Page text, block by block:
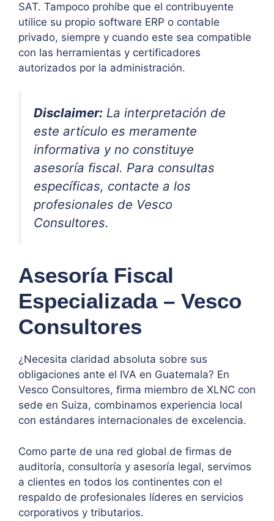
SAT. Tampoco prohíbe que el contribuyente
utilice su propio software ERP o contable
privado, siempre y cuando este sea compatible
con las herramientas y certificadores
autorizados por la administración.
Disclaimer: La interpretación de
este artículo es meramente
informativa y no constituye
asesoría fiscal. Para consultas
específicas, contacte a los
profesionales de Vesco
Consultores.
Asesoría Fiscal
Especializada – Vesco
Consultores
¿Necesita claridad absoluta sobre sus
obligaciones ante el IVA en Guatemala? En
Vesco Consultores, firma miembro de XLNC con
sede en Suiza, combinamos experiencia local
con estándares internacionales de excelencia.
Como parte de una red global de firmas de
auditoría, consultoría y asesoría legal, servimos
a clientes en todos los continentes con el
respaldo de profesionales líderes en servicios
corporativos y tributarios.